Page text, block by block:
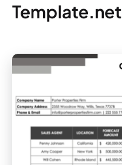
Template.net